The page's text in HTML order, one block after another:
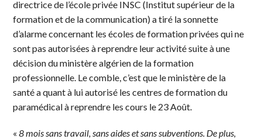
directrice de l’école privée INSC (Institut supérieur de la
formation et de la communication) a tiré la sonnette
d’alarme concernant les écoles de formation privées qui ne
sont pas autorisées à reprendre leur activité suite à une
décision du ministère algérien de la formation
professionnelle. Le comble, c’est que le ministère de la
santé a quant à lui autorisé les centres de formation du
paramédical à reprendre les cours le 23 Août.
«8 mois sans travail, sans aides et sans subventions. De plus,